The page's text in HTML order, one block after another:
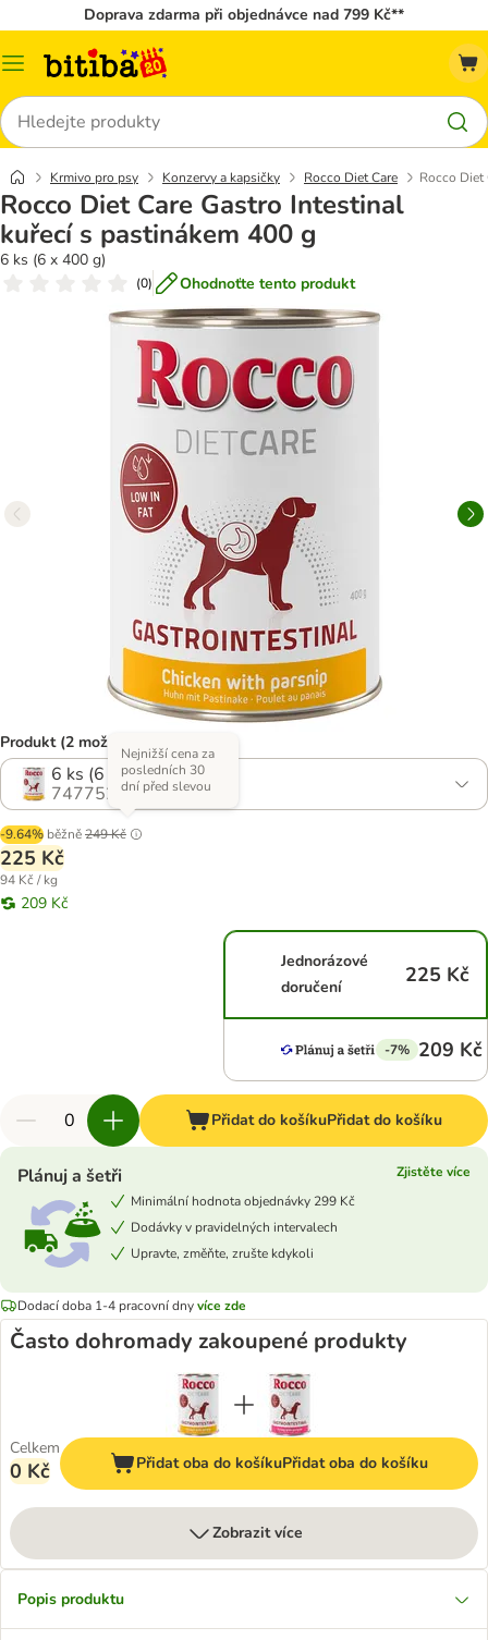
Doprava zdarma při objednávce nad 799 Kč**
Kategorie
Hledat
Krmivo pro psy Konzervy a kapsičky Rocco Diet Care Rocco Diet
Rocco Diet Care Gastro Intestinal
kuřecí s pastinákem 400 g
6 ks (6 x 400 g)
(0) Ohodnoťte tento produkt
Produkt (2 možností)
6 ks (6 x 400 g)
747752.1
-9.64% běžně249 Kč
Nejnižší cena za
posledních 30
dní před slevou
225 Kč
94 Kč / kg
209 Kč
Jednorázové
doručení
225 Kč
-7% 209 Kč
Přidat do košíkuPřidat do košíku
Plánuj a šetři
Zjistěte více
Minimální hodnota objednávky 299 Kč
Dodávky v pravidelných intervalech
Upravte, změňte, zrušte kdykoli
Dodací doba 1-4 pracovní dnyvíce zde
Často dohromady zakoupené produkty
Celkem
0 Kč Přidat oba do košíkuPřidat oba do košíku
Zobrazit více
Popis produktu